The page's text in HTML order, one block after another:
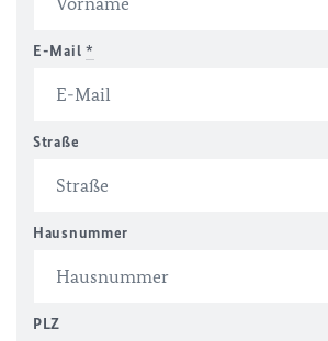
E-Mail *
Straße
Hausnummer
PLZ